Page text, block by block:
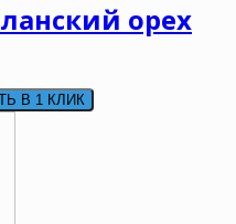
орех
В 1 КЛИК